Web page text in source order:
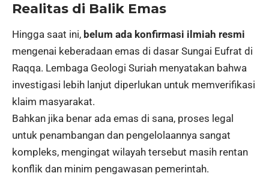
Realitas di Balik Emas
Hingga saat ini, belum ada konfirmasi ilmiah resmi
mengenai keberadaan emas di dasar Sungai Eufrat di
Raqqa. Lembaga Geologi Suriah menyatakan bahwa
investigasi lebih lanjut diperlukan untuk memverifikasi
klaim masyarakat.
Bahkan jika benar ada emas di sana, proses legal
untuk penambangan dan pengelolaannya sangat
kompleks, mengingat wilayah tersebut masih rentan
konflik dan minim pengawasan pemerintah.